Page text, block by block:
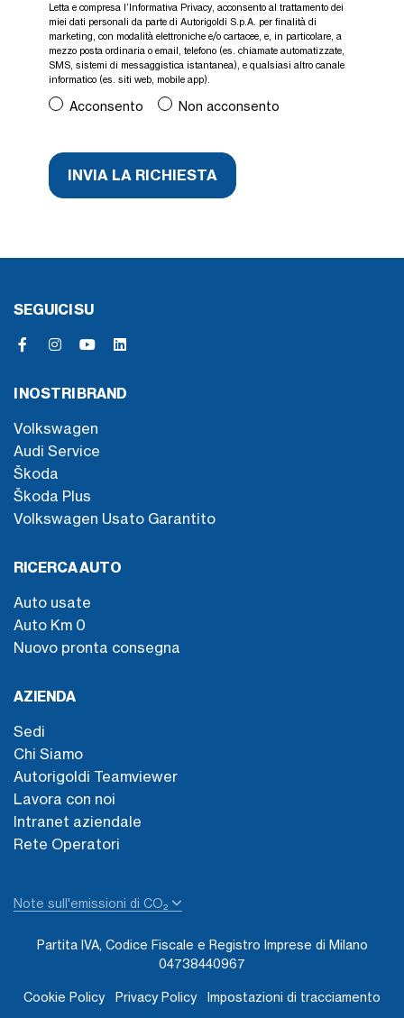
Letta e compresa l’Informativa Privacy, acconsento al trattamento dei
miei dati personali da parte di Autorigoldi S.p.A. per finalità di
marketing, con modalità elettroniche e/o cartacee, e, in particolare, a
mezzo posta ordinaria o email, telefono (es. chiamate automatizzate,
SMS, sistemi di messaggistica istantanea), e qualsiasi altro canale
informatico (es. siti web, mobile app).
Acconsento Non acconsento
SEGUICI SU
I NOSTRI BRAND
Volkswagen
Audi Service
Škoda
Škoda Plus
Volkswagen Usato Garantito
RICERCA AUTO
Auto usate
Auto Km 0
Nuovo pronta consegna
AZIENDA
Sedi
Chi Siamo
Autorigoldi Teamviewer
Lavora con noi
Intranet aziendale
Rete Operatori
Note sull'emissioni di CO₂
Partita IVA, Codice Fiscale e Registro Imprese di Milano
04738440967
Cookie Policy Privacy Policy Impostazioni di tracciamento